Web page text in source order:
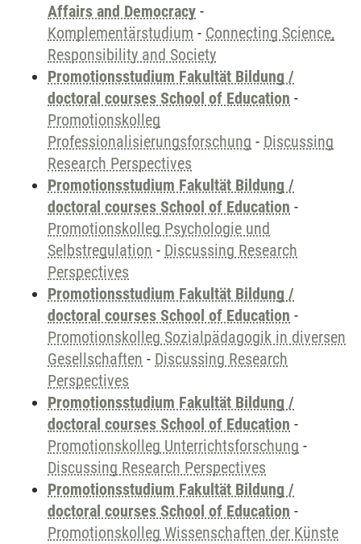
Affairs and Democracy -
Komplementärstudium - Connecting Science,
Responsibility and Society
Promotionsstudium Fakultät Bildung /
doctoral courses School of Education -
Promotionskolleg
Professionalisierungsforschung - Discussing
Research Perspectives
Promotionsstudium Fakultät Bildung /
doctoral courses School of Education -
Promotionskolleg Psychologie und
Selbstregulation - Discussing Research
Perspectives
Promotionsstudium Fakultät Bildung /
doctoral courses School of Education -
Promotionskolleg Sozialpädagogik in diversen
Gesellschaften - Discussing Research
Perspectives
Promotionsstudium Fakultät Bildung /
doctoral courses School of Education -
Promotionskolleg Unterrichtsforschung -
Discussing Research Perspectives
Promotionsstudium Fakultät Bildung /
doctoral courses School of Education -
Promotionskolleg Wissenschaften der Künste